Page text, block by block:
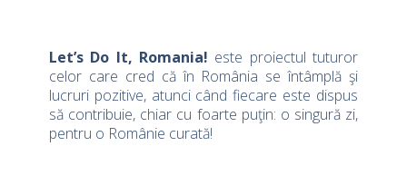
Let’s Do It, Romania! este proiectul tuturor
celor care cred că în România se întâmplă şi
lucruri pozitive, atunci când fiecare este dispus
să contribuie, chiar cu foarte puţin: o singură zi,
pentru o Românie curată!